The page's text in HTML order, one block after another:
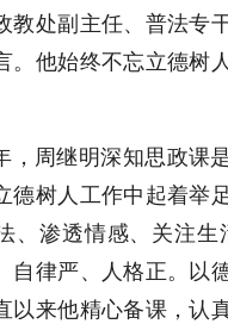
教处副主任、普法专
。他始终不忘立德树
， 周继明深知思政课
德树人工作中起着举
、渗透情感、关注
自律严、人格正。以
以来他精心备课，认